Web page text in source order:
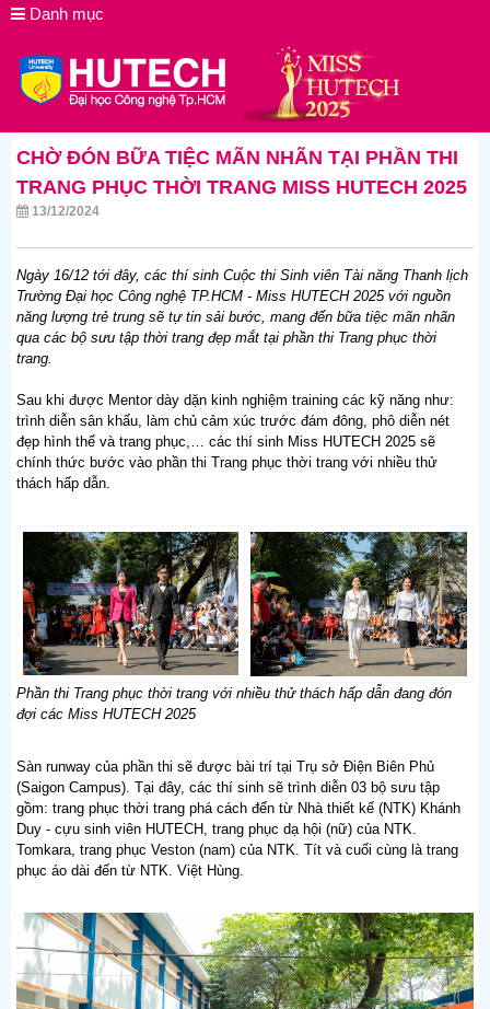
Danh mục
CHỜ ĐÓN BỮA TIỆC MÃN NHÃN TẠI PHẦN THI
TRANG PHỤC THỜI TRANG MISS HUTECH 2025
13/12/2024
Ngày 16/12 tới đây, các thí sinh Cuộc thi Sinh viên Tài năng Thanh lịch
Trường Đại học Công nghệ TP.HCM - Miss HUTECH 2025 với nguồn
năng lượng trẻ trung sẽ tự tin sải bước, mang đến bữa tiệc mãn nhãn
qua các bộ sưu tập thời trang đẹp mắt tại phần thi Trang phục thời
trang.
Sau khi được Mentor dày dặn kinh nghiệm training các kỹ năng như:
trình diễn sân khấu, làm chủ cảm xúc trước đám đông, phô diễn nét
đẹp hình thể và trang phục,… các thí sinh Miss HUTECH 2025 sẽ
chính thức bước vào phần thi Trang phục thời trang với nhiều thử
thách hấp dẫn.
Phần thi Trang phục thời trang với nhiều thử thách hấp dẫn đang đón
đợi các Miss HUTECH 2025
Sàn runway của phần thi sẽ được bài trí tại Trụ sở Điện Biên Phủ
(Saigon Campus). Tại đây, các thí sinh sẽ trình diễn 03 bộ sưu tập
gồm: trang phục thời trang phá cách đến từ Nhà thiết kế (NTK) Khánh
Duy - cựu sinh viên HUTECH, trang phục dạ hội (nữ) của NTK.
Tomkara, trang phục Veston (nam) của NTK. Tít và cuối cùng là trang
phục áo dài đến từ NTK. Việt Hùng.